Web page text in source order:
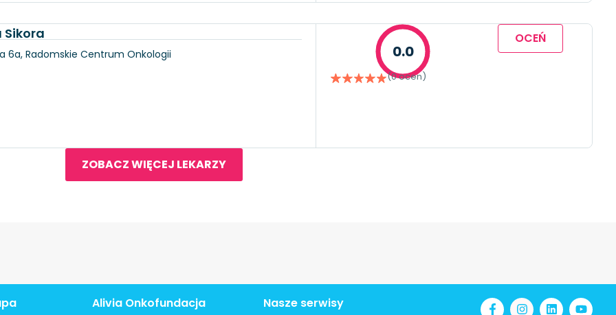
Sikora
6a, Radomskie Centrum Onkologii
0.0
(0 ocen)
OCEŃ
ZOBACZ WIĘCEJ LEKARZY
Alivia Onkofundacja Nasze serwisy